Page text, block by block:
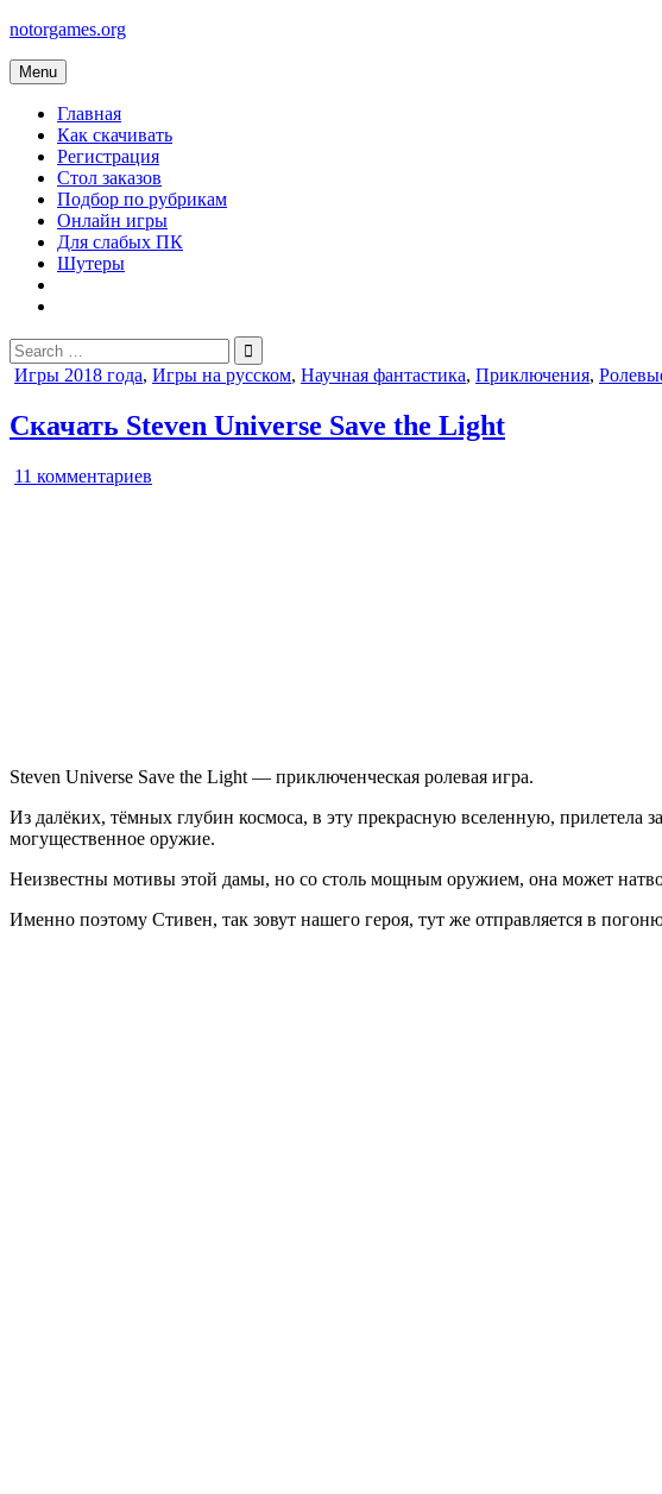
Skip
content
notorgames.org
Menu
Главная
Как скачивать
Регистрация
Стол заказов
Подбор по рубрикам
Онлайн игры
Для слабых ПК
Шутеры
Search
for:
Posted
Игры 2018 года, Игры на русском, Научная фантастика, Приключения,
Скачать Steven Universe Save the Light
11 комментариев
Steven Universe Save the Light — приключенческая ролевая игра.
Из далёких, тёмных глубин космоса, в эту прекрасную вселенную, прилетела
могущественное оружие.
Неизвестны мотивы этой дамы, но со столь мощным оружием, она может
Именно поэтому Стивен, так зовут нашего героя, тут же отправляется в